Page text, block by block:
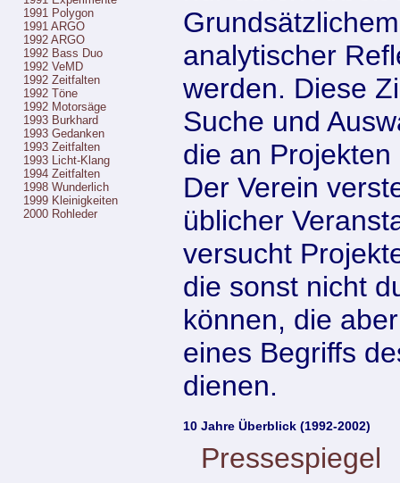
1991 Polygon
1991 ARGO
1992 ARGO
1992 Bass Duo
1992 VeMD
1992 Zeitfalten
1992 Töne
1992 Motorsäge
1993 Burkhard
1993 Gedanken
1993 Zeitfalten
1993 Licht-Klang
1994 Zeitfalten
1998 Wunderlich
1999 Kleinigkeiten
2000 Rohleder
analytischer
werden. Diese
Suche und
die an
Der Verein
üblicher
versucht
die sonst nicht
können, die
eines Begriffs
dienen.
10 Jahre Überblick (1992-2002)
Pressespiegel